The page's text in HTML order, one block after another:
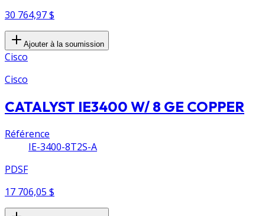
30 764,97 $
Ajouter à la soumission
Cisco
Cisco
CATALYST IE3400 W/ 8 GE COPPER
Référence
IE-3400-8T2S-A
PDSF
17 706,05 $